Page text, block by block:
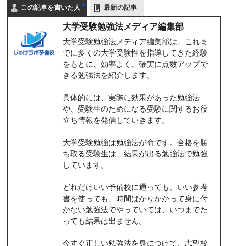
この記事を書いた人 最新の記事
大学受験勉強法メディア編集部
大学受験勉強法メディア編集部は、これま
でに多くの大学受験性を指導してきた経験
をもとに、効率よく、確実に点数アップで
きる勉強法を紹介します。
具体的には、実際に効果があった勉強法
や、受験生のためになる受験に関するお役
立ち情報を発信していきます。
大学受験勉強は勉強法が命です。合格を勝
ち取る受験生は、結果が出る勉強法で勉強
しています。
どれだけいい予備校に通っても、いい参考
書を使っても、時間ばかりかかって身に付
かない勉強法でやっていては、いつまでた
っても結果は出ません。
今すぐ正しい勉強法を身につけて、志望校